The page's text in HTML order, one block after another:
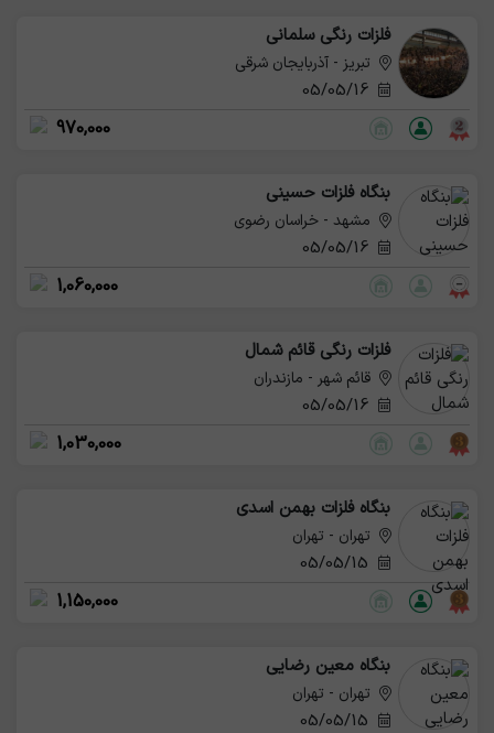
فلزات رنگی سلمانی
تبریز - آذربایجان شرقی
05/05/16
970,000
بنگاه فلزات حسینی
مشهد - خراسان رضوی
05/05/16
1,060,000
فلزات رنگی قائم شمال
قائم شهر - مازندران
05/05/16
1,030,000
بنگاه فلزات بهمن اسدی
تهران - تهران
1,150,000
بنگاه معین رضایی
تهران - تهران